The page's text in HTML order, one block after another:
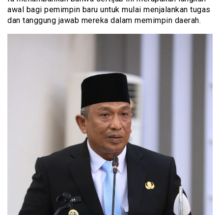
awal bagi pemimpin baru untuk mulai menjalankan tugas
dan tanggung jawab mereka dalam memimpin daerah.